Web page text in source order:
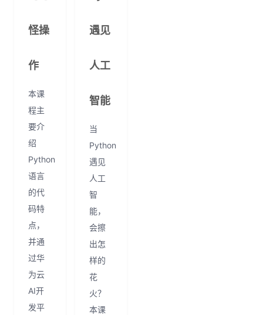
怪操
作
本课
程主
要介
绍
Python
语言
的代
码特
点，
并通
过华
为云
AI开
发平
遇见
人工
智能
当
Python
遇见
人工
智
能，
会擦
出怎
样的
花
火？
本课